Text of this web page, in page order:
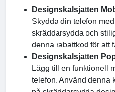
Designskalsjatten
Skydda din telefon
skräddarsydda och
denna rabattkod för att
Designskalsjatten
Lägg till en funktionell
telefon. Använd denna